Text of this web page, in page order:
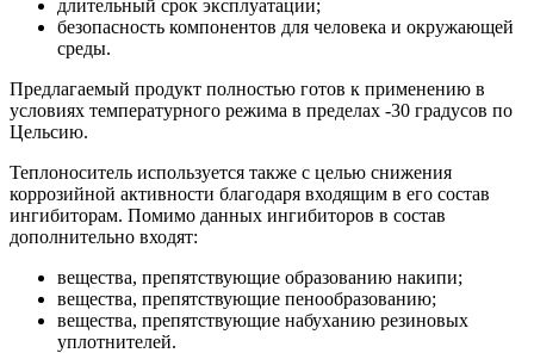
длительный срок эксплуатации;
безопасность компонентов для человека и окружающей
среды.
Предлагаемый продукт полностью готов к применению в
условиях температурного режима в пределах -30 градусов по
Цельсию.
Теплоноситель используется также с целью снижения
коррозийной активности благодаря входящим в его состав
ингибиторам. Помимо данных ингибиторов в состав
дополнительно входят:
вещества, препятствующие образованию накипи;
вещества, препятствующие пенообразованию;
вещества, препятствующие набуханию резиновых
уплотнителей.